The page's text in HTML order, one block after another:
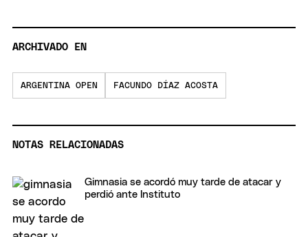
ARCHIVADO EN
ARGENTINA OPEN FACUNDO DÍAZ ACOSTA
NOTAS RELACIONADAS
Gimnasia se acordó muy tarde de atacar y
perdió ante Instituto